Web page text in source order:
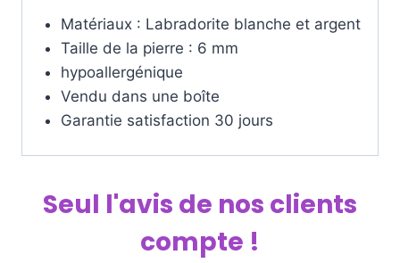
Matériaux : Labradorite blanche et argent
Taille de la pierre : 6 mm
hypoallergénique
Vendu dans une boîte
Garantie satisfaction 30 jours
Seul l'avis de nos clients
compte !